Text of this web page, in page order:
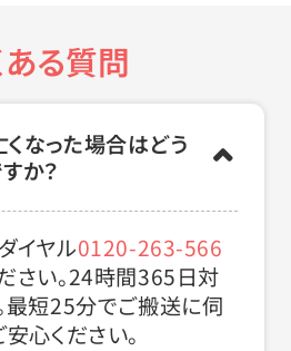
ある質問
なった場合はどう
か？
イヤル0120-263-566
さい。24時間365日対
最短25分でご搬送に伺
心ください。